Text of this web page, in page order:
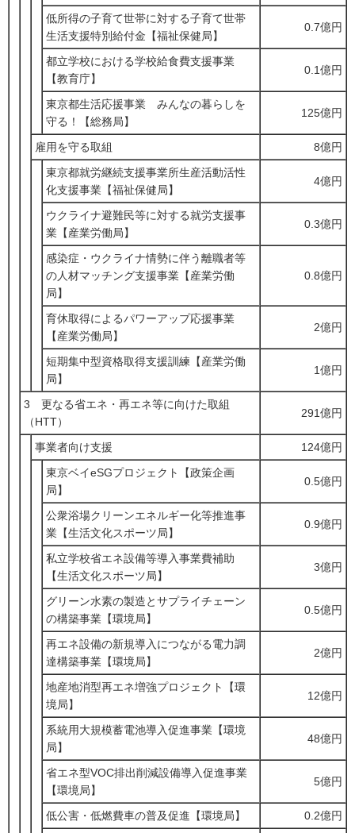
低所得の子育て世帯に対する子育て世帯
生活支援特別給付金【福祉保健局】
0.7億円
都立学校における学校給食費支援事業
【教育庁】
0.1億円
東京都生活応援事業 みんなの暮らしを
守る！【総務局】
125億円
雇用を守る取組
8億円
東京都就労継続支援事業所生産活動活性
化支援事業【福祉保健局】
4億円
ウクライナ避難民等に対する就労支援事
業【産業労働局】
0.3億円
感染症・ウクライナ情勢に伴う離職者等
の人材マッチング支援事業【産業労働
局】
0.8億円
育休取得によるパワーアップ応援事業
【産業労働局】
2億円
短期集中型資格取得支援訓練【産業労働
局】
1億円
3 更なる省エネ・再エネ等に向けた取組
（HTT）
291億円
事業者向け支援
124億円
東京ベイeSGプロジェクト【政策企画
局】
0.5億円
公衆浴場クリーンエネルギー化等推進事
業【生活文化スポーツ局】
0.9億円
私立学校省エネ設備等導入事業費補助
【生活文化スポーツ局】
3億円
グリーン水素の製造とサプライチェーン
の構築事業【環境局】
0.5億円
再エネ設備の新規導入につながる電力調
達構築事業【環境局】
2億円
地産地消型再エネ増強プロジェクト【環
境局】
12億円
系統用大規模蓄電池導入促進事業【環境
局】
48億円
省エネ型VOC排出削減設備導入促進事業
【環境局】
5億円
低公害・低燃費車の普及促進【環境局】
0.2億円